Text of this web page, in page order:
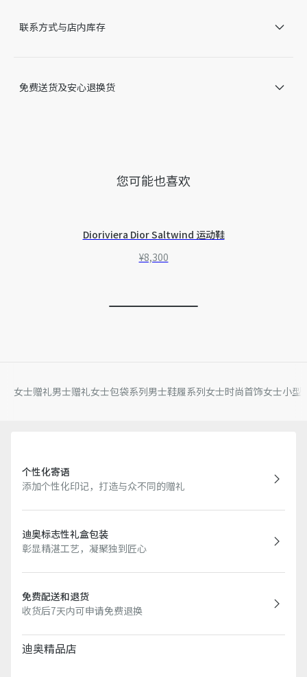
在色差、尺码误差、成分含量误差或其他细节误差，网站展示的
联系方式与店内库存
免费送货及安心退换货
您可能也喜欢
Dioriviera Dior Saltwind 运动鞋
¥8,300
女士赠礼男士赠礼女士包袋系列男士鞋履系列女士时尚首饰女士小型
个性化寄语
添加个性化印记，打造与众不同的赠礼
迪奥标志性礼盒包装
彰显精湛工艺，凝聚独到匠心
免费配送和退货
收货后7天内可申请免费退换
迪奥精品店